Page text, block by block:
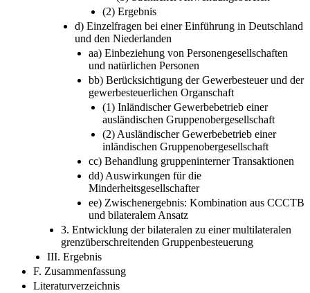
(2) Ergebnis
d) Einzelfragen bei einer Einführung in Deutschland
und den Niederlanden
aa) Einbeziehung von Personengesellschaften
und natürlichen Personen
bb) Berücksichtigung der Gewerbesteuer und der
gewerbesteuerlichen Organschaft
(1) Inländischer Gewerbebetrieb einer
ausländischen Gruppenobergesellschaft
(2) Ausländischer Gewerbebetrieb einer
inländischen Gruppenobergesellschaft
cc) Behandlung gruppeninterner Transaktionen
dd) Auswirkungen für die
Minderheitsgesellschafter
ee) Zwischenergebnis: Kombination aus CCCTB
und bilateralem Ansatz
3. Entwicklung der bilateralen zu einer multilateralen
grenzüberschreitenden Gruppenbesteuerung
III. Ergebnis
F. Zusammenfassung
Literaturverzeichnis